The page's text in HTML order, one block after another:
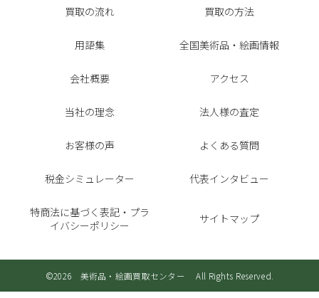
買取の流れ 買取の方法
用語集 全国美術品・絵画情報
会社概要 アクセス
当社の理念 法人様の査定
お客様の声 よくある質問
税金シミュレーター 代表インタビュー
特商法に基づく表記・プラ
イバシーポリシー
サイトマップ
©2026 美術品・絵画買取センター All Rights Reserved.